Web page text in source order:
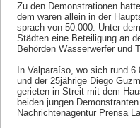
Zu den Demonstrationen
dem waren allein in der
sprach von 50.000. Unter
Städten eine Beteiligung an
Behörden Wasserwerfer und
In Valparaíso, wo sich rund
und der 25jährige Diego
gerieten in Streit mit dem
beiden jungen
Nachrichtenagentur Prensa